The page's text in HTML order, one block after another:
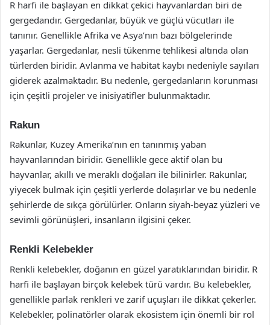
R harfi ile başlayan en dikkat çekici hayvanlardan biri de
gergedandır. Gergedanlar, büyük ve güçlü vücutları ile
tanınır. Genellikle Afrika ve Asya’nın bazı bölgelerinde
yaşarlar. Gergedanlar, nesli tükenme tehlikesi altında olan
türlerden biridir. Avlanma ve habitat kaybı nedeniyle sayıları
giderek azalmaktadır. Bu nedenle, gergedanların korunması
için çeşitli projeler ve inisiyatifler bulunmaktadır.
Rakun
Rakunlar, Kuzey Amerika’nın en tanınmış yaban
hayvanlarından biridir. Genellikle gece aktif olan bu
hayvanlar, akıllı ve meraklı doğaları ile bilinirler. Rakunlar,
yiyecek bulmak için çeşitli yerlerde dolaşırlar ve bu nedenle
şehirlerde de sıkça görülürler. Onların siyah-beyaz yüzleri ve
sevimli görünüşleri, insanların ilgisini çeker.
Renkli Kelebekler
Renkli kelebekler, doğanın en güzel yaratıklarından biridir. R
harfi ile başlayan birçok kelebek türü vardır. Bu kelebekler,
genellikle parlak renkleri ve zarif uçuşları ile dikkat çekerler.
Kelebekler, polinatörler olarak ekosistem için önemli bir rol